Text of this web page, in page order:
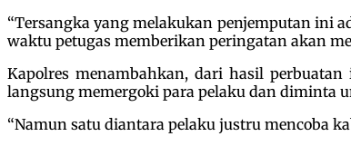
“Tersangka yang melakukan penjemputan ini
waktu petugas memberikan peringatan akan
Kapolres menambahkan, dari hasil
langsung memergoki para pelaku dan diminta
“Namun satu diantara pelaku justru mencoba